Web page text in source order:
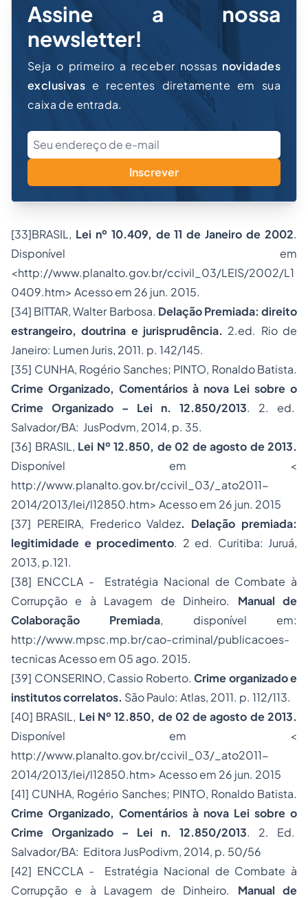
Assine a nossa
newsletter!
Seja o primeiro a receber nossas novidades
exclusivas e recentes diretamente em sua
caixa de entrada.
Inscrever
[33]BRASIL, Lei nº 10.409, de 11 de Janeiro de 2002.
Disponível em
<http://www.planalto.gov.br/ccivil_03/LEIS/2002/L1
0409.htm> Acesso em 26 jun. 2015.
[34] BITTAR, Walter Barbosa. Delação Premiada: direito
estrangeiro, doutrina e jurisprudência. 2.ed. Rio de
Janeiro: Lumen Juris, 2011. p. 142/145.
[35] CUNHA, Rogério Sanches; PINTO, Ronaldo Batista.
Crime Organizado, Comentários à nova Lei sobre o
Crime Organizado – Lei n. 12.850/2013. 2. ed.
Salvador/BA: JusPodvm, 2014, p. 35.
[36] BRASIL, Lei Nº 12.850, de 02 de agosto de 2013.
Disponível em <
http://www.planalto.gov.br/ccivil_03/_ato2011-
2014/2013/lei/l12850.htm> Acesso em 26 jun. 2015
[37] PEREIRA, Frederico Valdez. Delação premiada:
legitimidade e procedimento. 2 ed. Curitiba: Juruá,
2013, p.121.
[38] ENCCLA - Estratégia Nacional de Combate à
Corrupção e à Lavagem de Dinheiro. Manual de
Colaboração Premiada, disponível em:
http://www.mpsc.mp.br/cao-criminal/publicacoes-
tecnicasAcesso em 05 ago. 2015.
[39] CONSERINO, Cassio Roberto. Crime organizado e
institutos correlatos. São Paulo: Atlas, 2011. p. 112/113.
[40] BRASIL, Lei Nº 12.850, de 02 de agosto de 2013.
Disponível em <
http://www.planalto.gov.br/ccivil_03/_ato2011-
2014/2013/lei/l12850.htm> Acesso em 26 jun. 2015
[41] CUNHA, Rogério Sanches; PINTO, Ronaldo Batista.
Crime Organizado, Comentários à nova Lei sobre o
Crime Organizado – Lei n. 12.850/2013. 2. Ed.
Salvador/BA: Editora JusPodivm, 2014, p. 50/56
[42] ENCCLA - Estratégia Nacional de Combate à
Corrupção e à Lavagem de Dinheiro. Manual de